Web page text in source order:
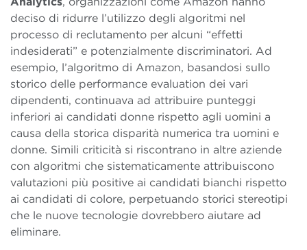
deciso di ridurre l’utilizzo degli algoritmi nel
processo di reclutamento per alcuni “effetti
indesiderati” e potenzialmente discriminatori. Ad
esempio, l’algoritmo di Amazon, basandosi sullo
storico delle performance evaluation dei vari
dipendenti, continuava ad attribuire punteggi
inferiori ai candidati donne rispetto agli uomini a
causa della storica disparità numerica tra uomini e
donne. Simili criticità si riscontrano in altre aziende
con algoritmi che sistematicamente attribuiscono
valutazioni più positive ai candidati bianchi rispetto
ai candidati di colore, perpetuando storici stereotipi
che le nuove tecnologie dovrebbero aiutare ad
eliminare.